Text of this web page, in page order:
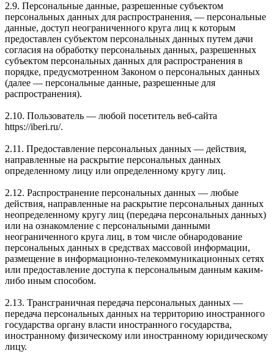
2.9. Персональные данные, разрешенные субъектом
персональных данных для распространения, — персональные
данные, доступ неограниченного круга лиц к которым
предоставлен субъектом персональных данных путем дачи
согласия на обработку персональных данных, разрешенных
субъектом персональных данных для распространения в
порядке, предусмотренном Законом о персональных данных
(далее — персональные данные, разрешенные для
распространения).
2.10. Пользователь — любой посетитель веб-сайта
https://iberi.ru/.
2.11. Предоставление персональных данных — действия,
направленные на раскрытие персональных данных
определенному лицу или определенному кругу лиц.
2.12. Распространение персональных данных — любые
действия, направленные на раскрытие персональных данных
неопределенному кругу лиц (передача персональных данных)
или на ознакомление с персональными данными
неограниченного круга лиц, в том числе обнародование
персональных данных в средствах массовой информации,
размещение в информационно-телекоммуникационных сетях
или предоставление доступа к персональным данным каким-
либо иным способом.
2.13. Трансграничная передача персональных данных —
передача персональных данных на территорию иностранного
государства органу власти иностранного государства,
иностранному физическому или иностранному юридическому
лицу.